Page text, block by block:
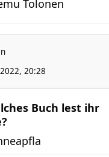
Tolonen
20:28
Buch lest ihr